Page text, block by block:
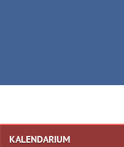
KALENDARIUM